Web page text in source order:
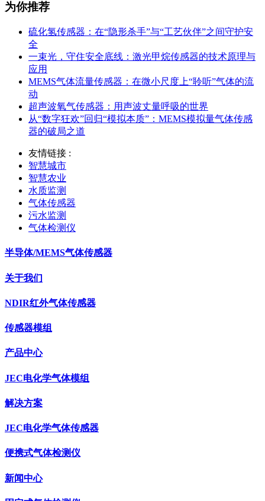
为你推荐
硫化氢传感器：在“隐形杀手”与“工艺伙伴”之间守护安
全
一束光，守住安全底线：激光甲烷传感器的技术原理与
应用
MEMS气体流量传感器：在微小尺度上“聆听”气体的流
动
超声波氧气传感器：用声波丈量呼吸的世界
从“数字狂欢”回归“模拟本质”：MEMS模拟量气体传感
器的破局之道
友情链接 :
智慧城市
智慧农业
水质监测
气体传感器
污水监测
气体检测仪
半导体/MEMS气体传感器
关于我们
NDIR红外气体传感器
传感器模组
产品中心
JEC电化学气体模组
解决方案
JEC电化学气体传感器
便携式气体检测仪
新闻中心